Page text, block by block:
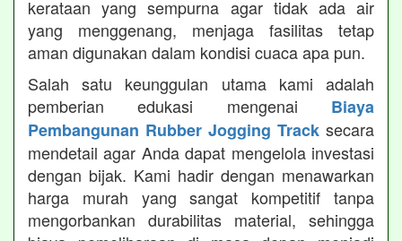
kerataan yang sempurna agar tidak ada air
yang menggenang, menjaga fasilitas tetap
aman digunakan dalam kondisi cuaca apa pun.
Salah satu keunggulan utama kami adalah
pemberian edukasi mengenai Biaya
Pembangunan Rubber Jogging Track secara
mendetail agar Anda dapat mengelola investasi
dengan bijak. Kami hadir dengan menawarkan
harga murah yang sangat kompetitif tanpa
mengorbankan durabilitas material, sehingga